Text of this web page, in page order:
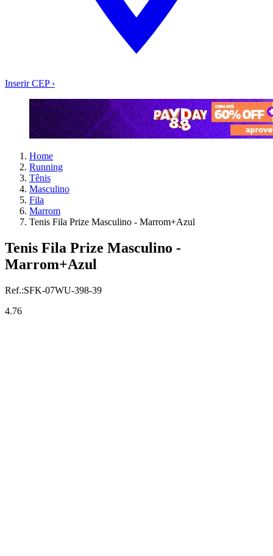
Inserir CEP ›
Home
Running
Tênis
Masculino
Fila
Marrom
Tenis Fila Prize Masculino - Marrom+Azul
Tenis Fila Prize Masculino -
Marrom+Azul
Ref.:SFK-07WU-398-39
4.76